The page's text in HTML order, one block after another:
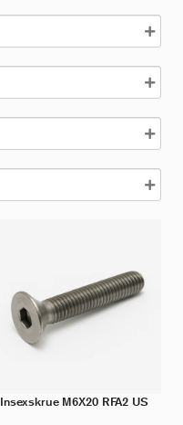
Insexskrue M6X20 RFA2 US